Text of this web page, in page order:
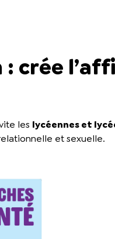
crée
les lycéennes et
et sexuelle.